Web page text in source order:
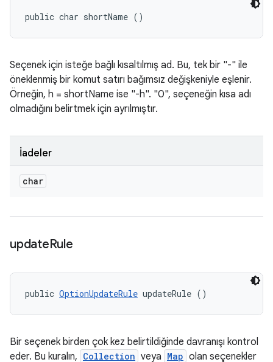
public char shortName ()
Seçenek için isteğe bağlı kısaltılmış ad. Bu, tek bir "-" ile
öneklenmiş bir komut satırı bağımsız değişkeniyle eşlenir.
Örneğin, h = shortName ise "-h". "0", seçeneğin kısa adı
olmadığını belirtmek için ayrılmıştır.
İadeler
char
updateRule
public OptionUpdateRule updateRule ()
Bir seçenek birden çok kez belirtildiğinde davranışı kontrol
eder. Bu kuralın, Collection veya Map olan seçenekler